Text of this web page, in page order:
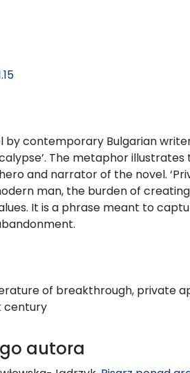
by contemporary Bulgarian
The metaphor illustrates
and narrator of the novel.
man, the burden of
It is a phrase meant to
of breakthrough, private
century
autora